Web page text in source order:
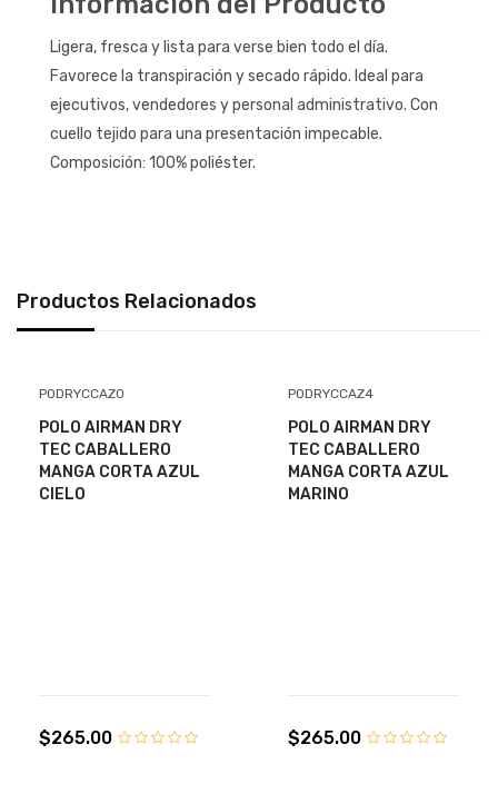
Ligera, fresca y lista para verse bien todo el día.
Favorece la transpiración y secado rápido. Ideal para
ejecutivos, vendedores y personal administrativo. Con
cuello tejido para una presentación impecable.
Composición: 100% poliéster.
Productos Relacionados
PODRYCCAZ0
POLO AIRMAN DRY
TEC CABALLERO
MANGA CORTA AZUL
CIELO
$265.00
PODRYCCAZ4
POLO AIRMAN DRY
TEC CABALLERO
MANGA CORTA AZUL
MARINO
$265.00